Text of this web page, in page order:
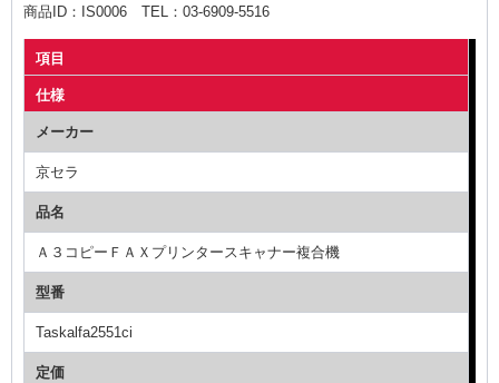
商品ID：IS0006 TEL：03-6909-5516
項目
仕様
メーカー
京セラ
品名
Ａ３コピーＦＡＸプリンタースキャナー複合機
型番
Taskalfa2551ci
定価